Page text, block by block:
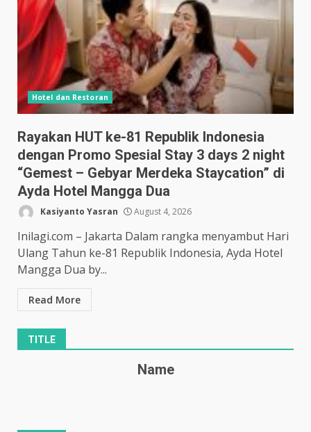
Hotel dan Restoran
Rayakan HUT ke-81 Republik Indonesia
dengan Promo Spesial Stay 3 days 2 night
“Gemest – Gebyar Merdeka Staycation” di
Ayda Hotel Mangga Dua
Kasiyanto Yasran August 4, 2026
Inilagi.com – Jakarta Dalam rangka menyambut Hari
Ulang Tahun ke-81 Republik Indonesia, Ayda Hotel
Mangga Dua by...
Read More
TITLE
Name